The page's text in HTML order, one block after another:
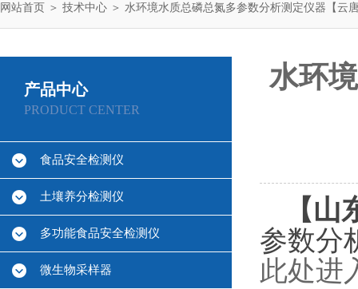
网站首页 ＞ 技术中心 ＞ 水环境水质总磷总氮多参数分析测定仪器【云
产品中心
PRODUCT CENTER
食品安全检测仪
土壤养分检测仪
多功能食品安全检测仪
微生物采样器
水环
【山
参数分
此处进